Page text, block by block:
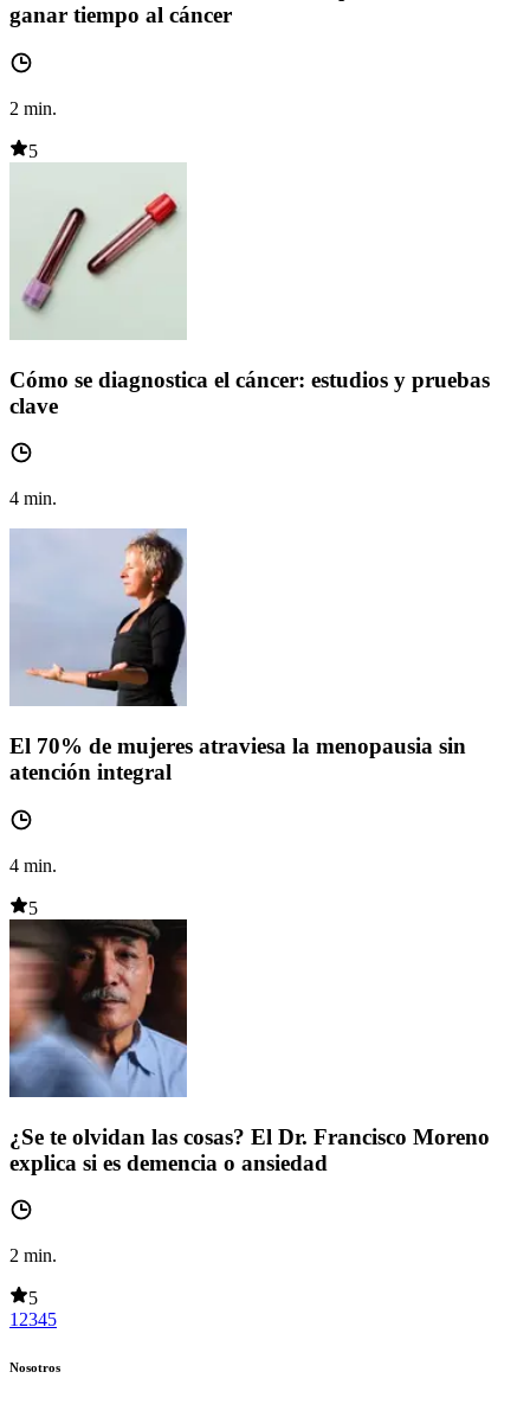
ganar tiempo al cáncer
2 min.
5
Cómo se diagnostica el cáncer: estudios y pruebas
clave
4 min.
El 70% de mujeres atraviesa la menopausia sin
atención integral
4 min.
5
¿Se te olvidan las cosas? El Dr. Francisco Moreno
explica si es demencia o ansiedad
2 min.
5
1 2345
Nosotros